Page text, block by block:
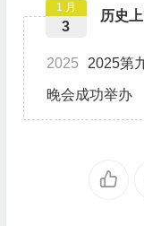
历史
1 月
3
2025 2025第
晚会成功举办